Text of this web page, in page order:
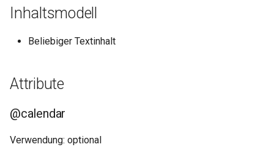
i
i
s
@notBefore-custom
@to-custom
@type
@when-custom
Beispiele
Inhaltsmodell
Beliebiger Textinhalt
Attribute
@calendar
Verwendung: optional